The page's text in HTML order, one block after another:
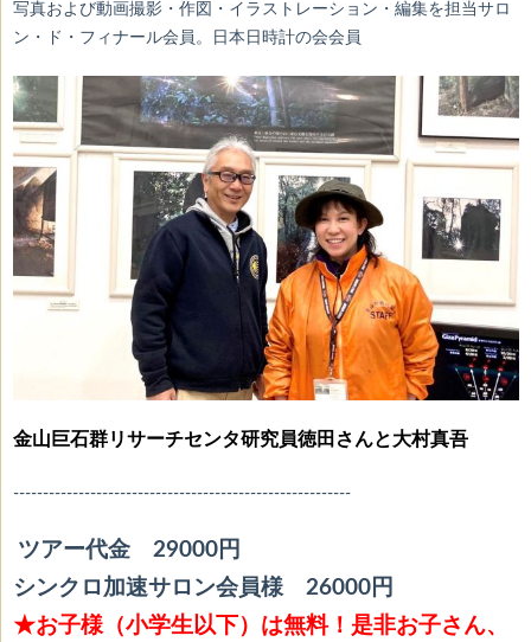
写真および動画撮影・作図・イラストレーション・編集を担当サロ
ン・ド・フィナール会員。日本日時計の会会員
金山巨石群リサーチセンタ研究員徳田さんと大村真吾
---------------------------------------------------------
ツアー代金 29000円
シンクロ加速サロン会員様 26000円
★お子様（小学生以下）は無料！是非お子さん、